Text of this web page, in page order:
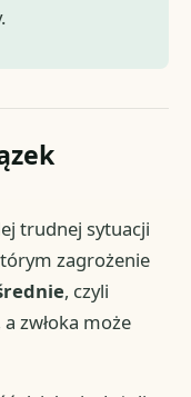
trudnej sytuacji
zagrożenie
, czyli
zwłoka może